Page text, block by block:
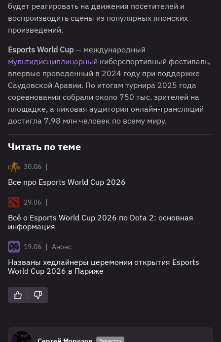
будет реагировать на движения посетителей и
воспроизводить сцены из популярных японских
произведений.
Esports World Cup — международный
мультидисциплинарный киберспортивный фестиваль,
впервые проведенный в 2024 году при поддержке
Саудовской Аравии. По итогам турнира 2025 года
соревнования собрали около 750 тыс. зрителей на
площадке, а пиковая аудитория онлайн-трансляций
достигла 7,98 млн человек по всему миру.
Читать по теме
30.06 |
Все про Esports World Cup 2026
29.06 |
Всё о Esports World Cup 2026 по Dota 2: основная
информация
19.06 | Анонс
Названы хедлайнеры церемонии открытия Esports
World Cup 2026 в Париже